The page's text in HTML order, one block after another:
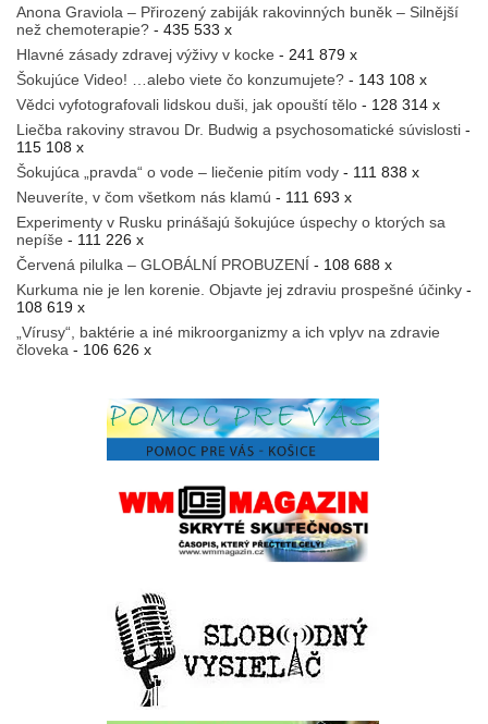
Anona Graviola – Přirozený zabiják rakovinných buněk – Silnější
než chemoterapie? - 435 533 x
Hlavné zásady zdravej výživy v kocke - 241 879 x
Šokujúce Video! …alebo viete čo konzumujete? - 143 108 x
Vědci vyfotografovali lidskou duši, jak opouští tělo - 128 314 x
Liečba rakoviny stravou Dr. Budwig a psychosomatické súvislosti -
115 108 x
Šokujúca „pravda“ o vode – liečenie pitím vody - 111 838 x
Neuveríte, v čom všetkom nás klamú - 111 693 x
Experimenty v Rusku prinášajú šokujúce úspechy o ktorých sa
nepíše - 111 226 x
Červená pilulka – GLOBÁLNÍ PROBUZENÍ - 108 688 x
Kurkuma nie je len korenie. Objavte jej zdraviu prospešné účinky -
108 619 x
„Vírusy“, baktérie a iné mikroorganizmy a ich vplyv na zdravie
človeka - 106 626 x